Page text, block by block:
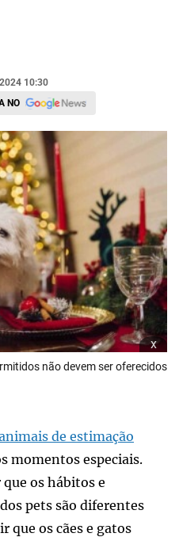
10:30
NO
x
não devem ser oferecidos
de estimação
momentos especiais.
os hábitos e
pets são diferentes
que os cães e gatos